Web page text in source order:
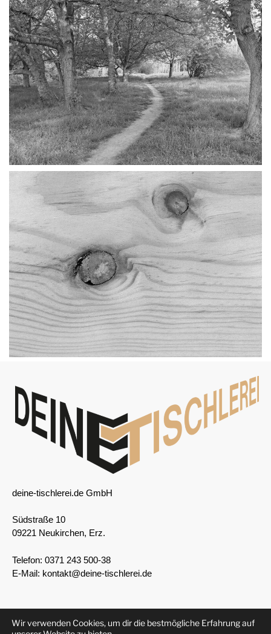
deine-tischlerei.de GmbH
Südstraße 10
09221 Neukirchen, Erz.
Telefon: 0371 243 500-38
E-Mail: kontakt@deine-tischlerei.de
Wir verwenden Cookies, um dir die bestmögliche Erfahrung auf